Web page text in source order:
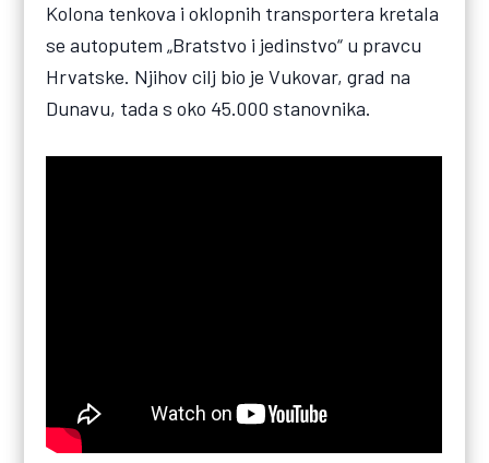
Kolona tenkova i oklopnih transportera kretala
se autoputem „Bratstvo i jedinstvo“ u pravcu
Hrvatske. Njihov cilj bio je Vukovar, grad na
Dunavu, tada s oko 45.000 stanovnika.